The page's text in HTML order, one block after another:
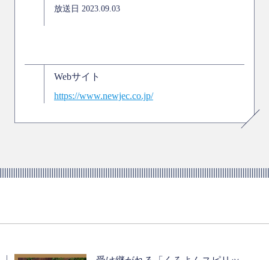
放送日 2023.09.03
Webサイト
https://www.newjec.co.jp/